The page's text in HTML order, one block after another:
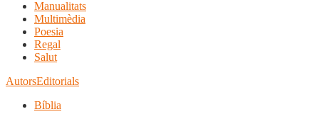
Manualitats
Multimèdia
Poesia
Regal
Salut
AutorsEditorials
Bíblia